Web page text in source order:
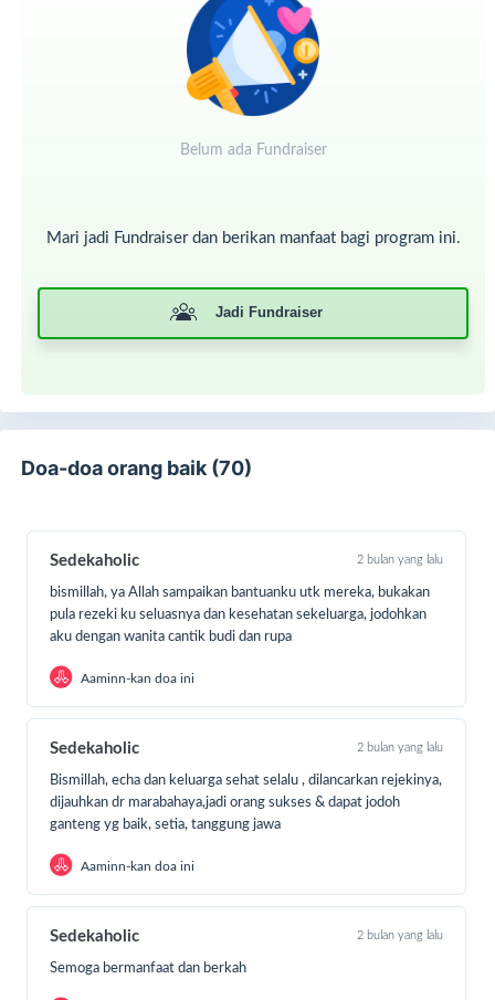
memulihkan tenaga, menjalin harapan, dan kembali
Belum ada Fundraiser
Mari jadi Fundraiser dan berikan manfaat bagi program ini.
Jadi Fundraiser
Doa-doa orang baik (70)
Sedekaholic 2 bulan yang lalu
bismillah, ya Allah sampaikan bantuanku utk mereka, bukakan
pula rezeki ku seluasnya dan kesehatan sekeluarga, jodohkan
aku dengan wanita cantik budi dan rupa
Aaminn-kan doa ini
Sedekaholic 2 bulan yang lalu
Bismillah, echa dan keluarga sehat selalu , dilancarkan rejekinya,
dijauhkan dr marabahaya,jadi orang sukses & dapat jodoh
ganteng yg baik, setia, tanggung jawa
Aaminn-kan doa ini
Sedekaholic 2 bulan yang lalu
Semoga bermanfaat dan berkah